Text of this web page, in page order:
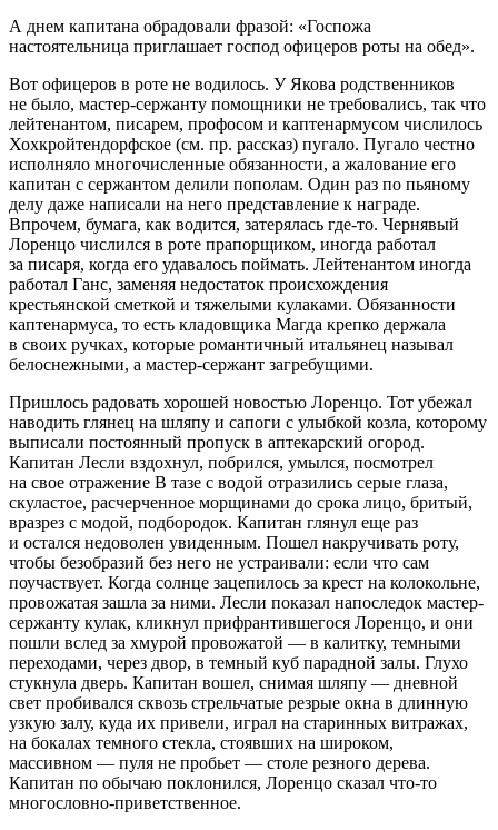
А днем капитана обрадовали фразой: «Госпожа
настоятельница приглашает господ офицеров роты на обед».
Вот офицеров в роте не водилось. У Якова родственников
не было, мастер-сержанту помощники не требовались, так что
лейтенантом, писарем, профосом и каптенармусом числилось
Хохкройтендорфское (см. пр. рассказ) пугало. Пугало честно
исполняло многочисленные обязанности, а жалование его
капитан с сержантом делили пополам. Один раз по пьяному
делу даже написали на него представление к награде.
Впрочем, бумага, как водится, затерялась где-то. Чернявый
Лоренцо числился в роте прапорщиком, иногда работал
за писаря, когда его удавалось поймать. Лейтенантом иногда
работал Ганс, заменяя недостаток происхождения
крестьянской сметкой и тяжелыми кулаками. Обязанности
каптенармуса, то есть кладовщика Магда крепко держала
в своих ручках, которые романтичный итальянец называл
белоснежными, а мастер-сержант загребущими.
Пришлось радовать хорошей новостью Лоренцо. Тот убежал
наводить глянец на шляпу и сапоги с улыбкой козла, которому
выписали постоянный пропуск в аптекарский огород.
Капитан Лесли вздохнул, побрился, умылся, посмотрел
на свое отражение В тазе с водой отразились серые глаза,
скуластое, расчерченное морщинами до срока лицо, бритый,
вразрез с модой, подбородок. Капитан глянул еще раз
и остался недоволен увиденным. Пошел накручивать роту,
чтобы безобразий без него не устраивали: если что сам
поучаствует. Когда солнце зацепилось за крест на колокольне,
провожатая зашла за ними. Лесли показал напоследок мастер-
сержанту кулак, кликнул прифрантившегося Лоренцо, и они
пошли вслед за хмурой провожатой — в калитку, темными
переходами, через двор, в темный куб парадной залы. Глухо
стукнула дверь. Капитан вошел, снимая шляпу — дневной
свет пробивался сквозь стрельчатые резрые окна в длинную
узкую залу, куда их привели, играл на старинных витражах,
на бокалах темного стекла, стоявших на широком,
массивном — пуля не пробьет — столе резного дерева.
Капитан по обычаю поклонился, Лоренцо сказал что-то
многословно-приветственное.